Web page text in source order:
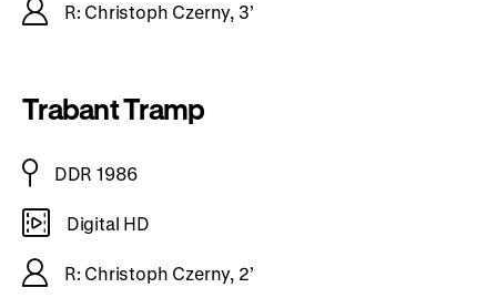
R: Christoph Czerny, 3’
Trabant Tramp
DDR 1986
Digital HD
R: Christoph Czerny, 2’